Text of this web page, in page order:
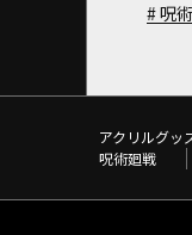
呪
アクリルグッ
呪術廻戦